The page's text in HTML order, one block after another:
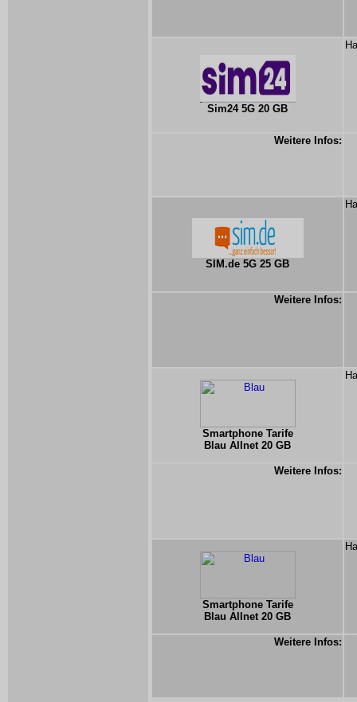
Sim24 5G 20 GB
Weitere Infos:
SIM.de 5G 25 GB
Weitere Infos:
Smartphone Tarife
Blau Allnet 20 GB
Weitere Infos:
Smartphone Tarife
Blau Allnet 20 GB
Weitere Infos: